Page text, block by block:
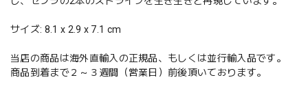
サイズ: 8.1 x 2.9 x 7.1 cm
当店の商品は海外直輸入の正規品、もしくは並行輸入品です。
商品到着まで２～３週間（営業日）前後頂いております。